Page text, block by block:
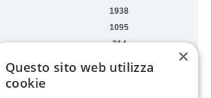
1938
1095
314
224
×
Questo sito web utilizza
cookie